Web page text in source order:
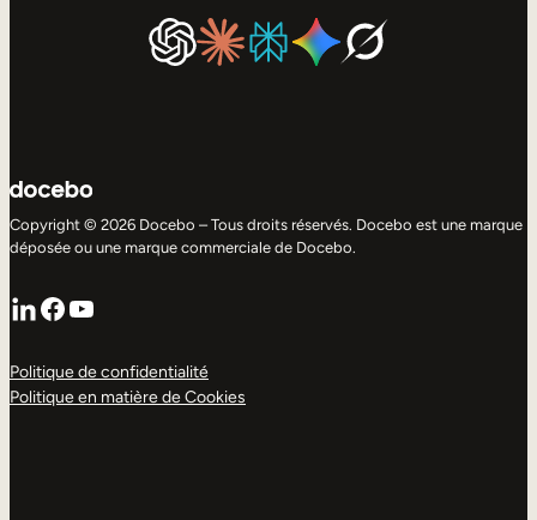
Copyright © 2026 Docebo – Tous droits réservés. Docebo est une marque
déposée ou une marque commerciale de Docebo.
LinkedIn
Facebook
YouTube
Politique de confidentialité
Politique en matière de Cookies